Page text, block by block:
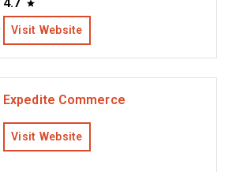
4.7
Visit Website
Expedite Commerce
Visit Website